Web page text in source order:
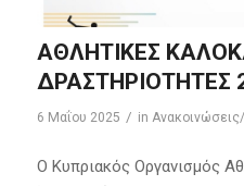
ΑΘΛΗΤΙΚΕΣ
ΔΡΑΣΤΗΡΙΟΤΗΤΕΣ
6 Μαΐου 2025 / in
Ο Κυπριακός Οργανισμός